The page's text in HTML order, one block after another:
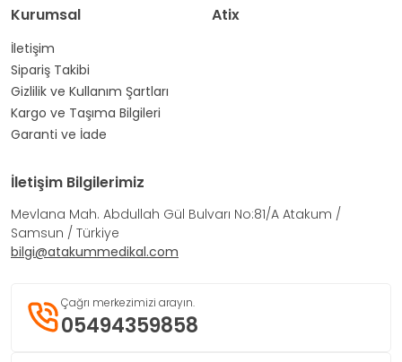
Kurumsal
İletişim
Sipariş Takibi
Gizlilik ve Kullanım Şartları
Kargo ve Taşıma Bilgileri
Garanti ve İade
Atix
İletişim Bilgilerimiz
Mevlana Mah. Abdullah Gül Bulvarı No:81/A Atakum /
Samsun / Türkiye
bilgi@atakummedikal.com
Çağrı merkezimizi arayın.
05494359858